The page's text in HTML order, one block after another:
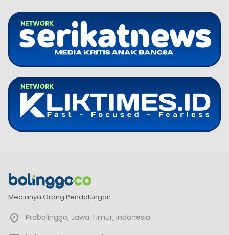
Medianya Orang Pendalungan
Probolinggo, Jawa Timur, Indonesia